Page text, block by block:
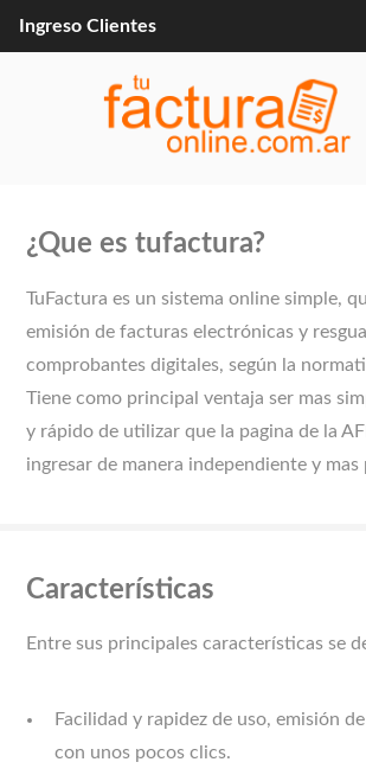
¿Que es tufactura?
TuFactura es un sistema online simple,
emisión de facturas electrónicas y
comprobantes digitales, según la
Tiene como principal ventaja ser mas
y rápido de utilizar que la pagina de la
ingresar de manera independiente y mas
Características
Entre sus principales características se
Facilidad y rapidez de uso, emisión
con unos pocos clics.
Ingreso Clientes